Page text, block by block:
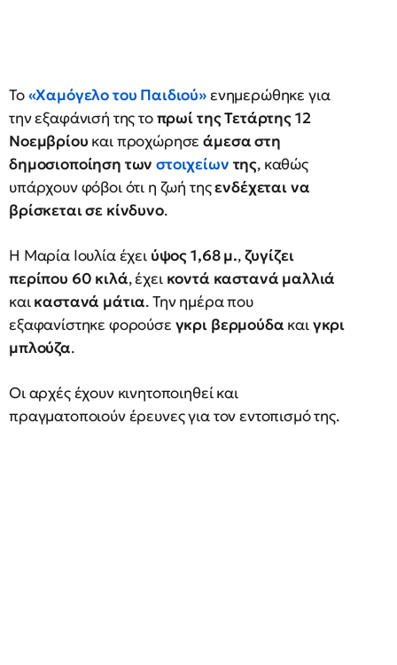
Το«Χαμόγελο του Παιδιού»ενημερώθηκε για
την εξαφάνισή της τοπρωί της Τετάρτης 12
Νοεμβρίου και προχώρησεάμεσα στη
δημοσιοποίηση τωνστοιχείων της, καθώς
υπάρχουν φόβοι ότι η ζωή τηςενδέχεται να
βρίσκεται σε κίνδυνο.
Η Μαρία Ιουλία έχει ύψος 1,68 μ.,ζυγίζει
περίπου 60 κιλά, έχει κοντά καστανά μαλλιά
καικαστανά μάτια. Την ημέρα που
εξαφανίστηκε φορούσε γκρι βερμούδα καιγκρι
μπλούζα.
Οι αρχές έχουν κινητοποιηθεί και
πραγματοποιούν έρευνες για τον εντοπισμό της.